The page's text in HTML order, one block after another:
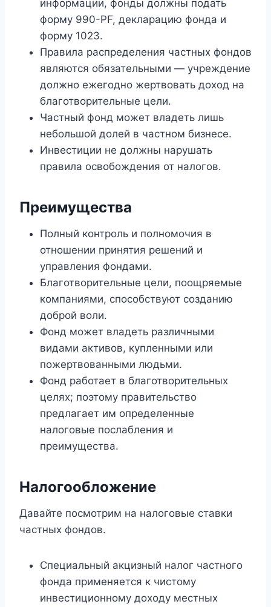
информации, фонды должны подать
форму 990-PF, декларацию фонда и
форму 1023.
Правила распределения частных фондов
являются обязательными — учреждение
должно ежегодно жертвовать доход на
благотворительные цели.
Частный фонд может владеть лишь
небольшой долей в частном бизнесе.
Инвестиции не должны нарушать
правила освобождения от налогов.
Преимущества
Полный контроль и полномочия в
отношении принятия решений и
управления фондами.
Благотворительные цели, поощряемые
компаниями, способствуют созданию
доброй воли.
Фонд может владеть различными
видами активов, купленными или
пожертвованными людьми.
Фонд работает в благотворительных
целях; поэтому правительство
предлагает им определенные
налоговые послабления и
преимущества.
Налогообложение
Давайте посмотрим на налоговые ставки
частных фондов.
Специальный акцизный налог частного
фонда применяется к чистому
инвестиционному доходу местных